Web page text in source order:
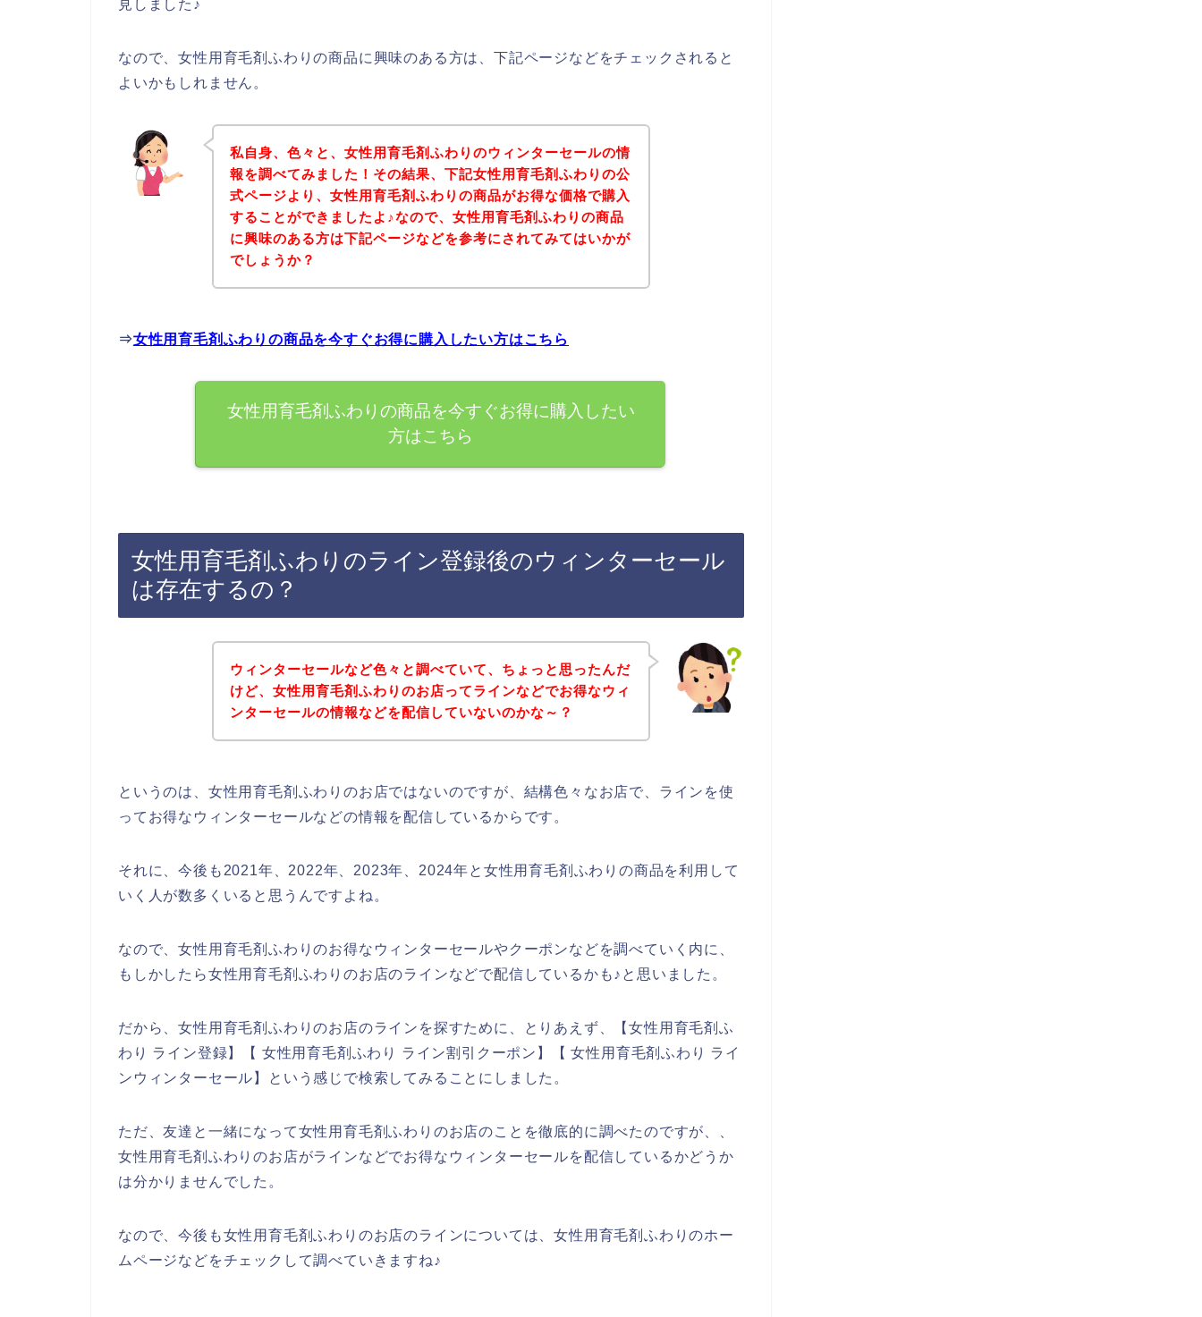
見しました♪
なので、女性用育毛剤ふわりの商品に興味のある方は、下記ページなどをチェックされると
よいかもしれません。
私自身、色々と、女性用育毛剤ふわりのウィンターセールの情
報を調べてみました！その結果、下記女性用育毛剤ふわりの公
式ページより、女性用育毛剤ふわりの商品がお得な価格で購入
することができましたよ♪なので、女性用育毛剤ふわりの商品
に興味のある方は下記ページなどを参考にされてみてはいかが
でしょうか？
⇒女性用育毛剤ふわりの商品を今すぐお得に購入したい方はこちら
女性用育毛剤ふわりの商品を今すぐお得に購入したい
方はこちら
女性用育毛剤ふわりのライン登録後のウィンターセール
は存在するの？
ウィンターセールなど色々と調べていて、ちょっと思ったんだ
けど、女性用育毛剤ふわりのお店ってラインなどでお得なウィ
ンターセールの情報などを配信していないのかな～？
というのは、女性用育毛剤ふわりのお店ではないのですが、結構色々なお店で、ラインを使
ってお得なウィンターセールなどの情報を配信しているからです。
それに、今後も2021年、2022年、2023年、2024年と女性用育毛剤ふわりの商品を利用して
いく人が数多くいると思うんですよね。
なので、女性用育毛剤ふわりのお得なウィンターセールやクーポンなどを調べていく内に、
もしかしたら女性用育毛剤ふわりのお店のラインなどで配信しているかも♪と思いました。
だから、女性用育毛剤ふわりのお店のラインを探すために、とりあえず、【女性用育毛剤ふ
わり ライン登録】【 女性用育毛剤ふわり ライン割引クーポン】【 女性用育毛剤ふわり ライ
ンウィンターセール】という感じで検索してみることにしました。
ただ、友達と一緒になって女性用育毛剤ふわりのお店のことを徹底的に調べたのですが、、
女性用育毛剤ふわりのお店がラインなどでお得なウィンターセールを配信しているかどうか
は分かりませんでした。
なので、今後も女性用育毛剤ふわりのお店のラインについては、女性用育毛剤ふわりのホー
ムページなどをチェックして調べていきますね♪